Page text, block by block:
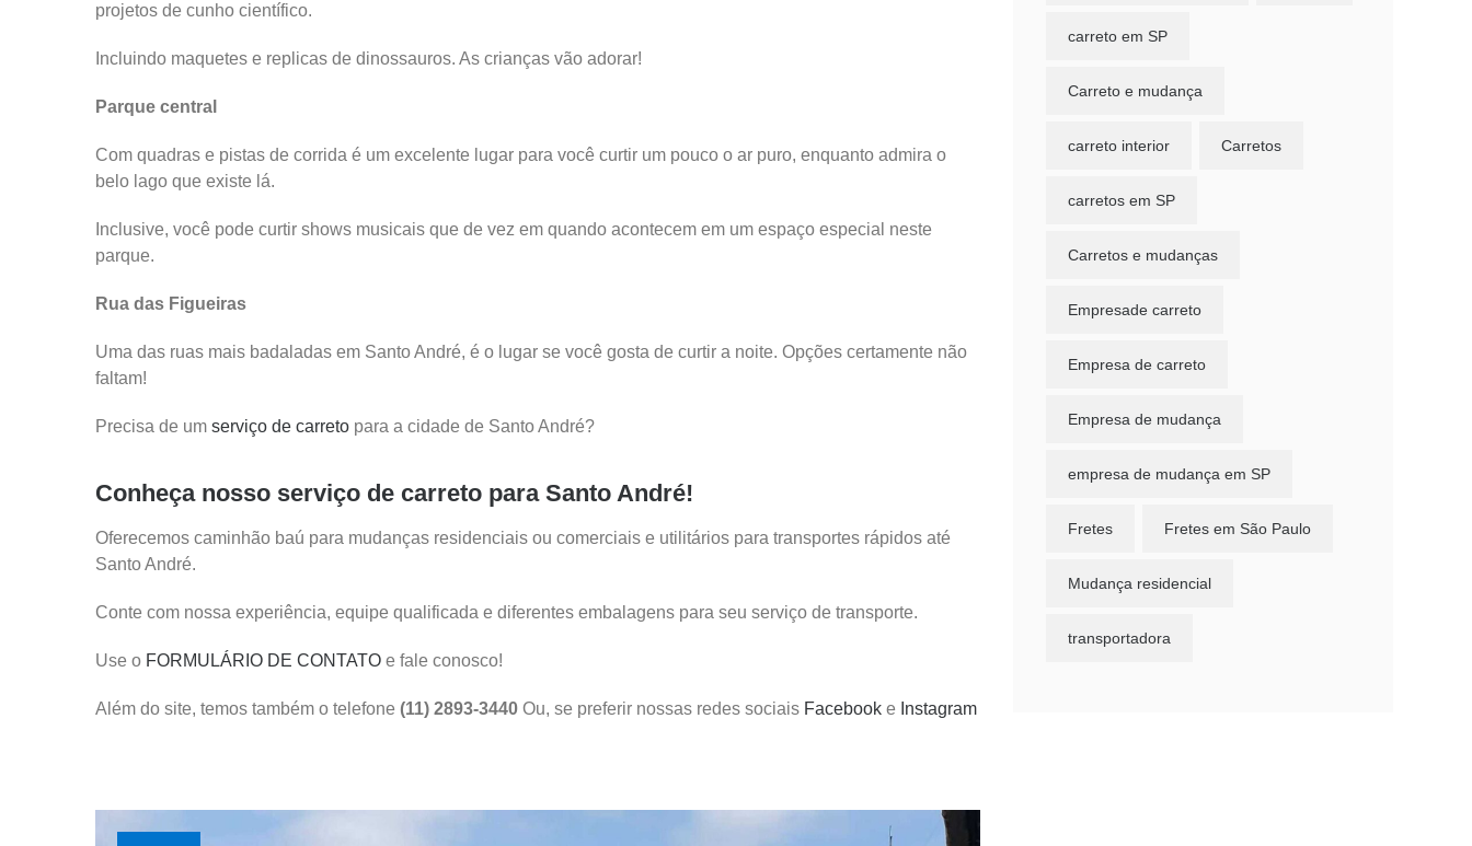
projetos de cunho científico.
Incluindo maquetes e replicas de dinossauros. As crianças vão adorar!
Parque central
Com quadras e pistas de corrida é um excelente lugar para você curtir um pouco o ar puro, enquanto admira o
belo lago que existe lá.
Inclusive, você pode curtir shows musicais que de vez em quando acontecem em um espaço especial neste
parque.
Rua das Figueiras
Uma das ruas mais badaladas em Santo André, é o lugar se você gosta de curtir a noite. Opções certamente não
faltam!
Precisa de um serviço de carreto para a cidade de Santo André?
Conheça nosso serviço de carreto para Santo André!
Oferecemos caminhão baú para mudanças residenciais ou comerciais e utilitários para transportes rápidos até
Santo André.
Conte com nossa experiência, equipe qualificada e diferentes embalagens para seu serviço de transporte.
Use o FORMULÁRIO DE CONTATO e fale conosco!
Além do site, temos também o telefone (11) 2893-3440 Ou, se preferir nossas redes sociais Facebook e Instagram
carreto em SP
Carreto e mudança
carreto interior Carretos
carretos em SP
Carretos e mudanças
Empresade carreto
Empresa de carreto
Empresa de mudança
empresa de mudança em SP
Fretes Fretes em São Paulo
Mudança residencial
transportadora